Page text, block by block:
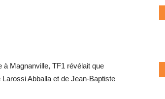
à Magnanville, TF1 révélait que
Larossi Abballa et de Jean-Baptiste